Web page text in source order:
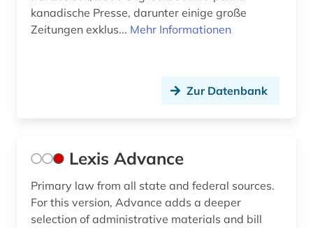
kanadische Presse, darunter einige große
Zeitungen exklus... Mehr Informationen
Zur Datenbank
Lexis Advance
Primary law from all state and federal sources.
For this version, Advance adds a deeper
selection of administrative materials and bill